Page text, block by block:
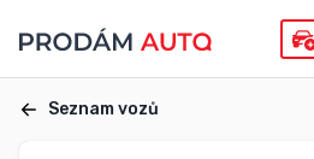
Seznam vozů